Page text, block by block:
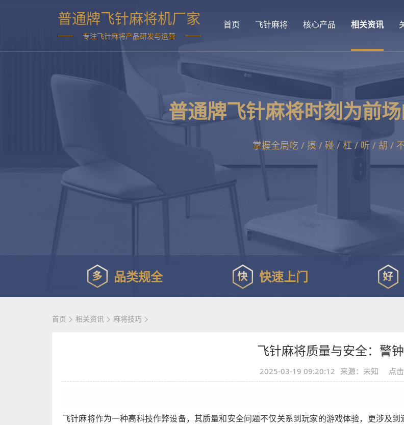
普通牌飞针麻将机厂家
专注飞针麻将产品研发与运营
首页 飞针麻将 核心产品 相关资讯
普通牌飞针麻将时刻为前
掌握全局吃 / 摸 / 碰 / 杠 / 听 / 胡 /
品类规全 快速上门
首页 相关资讯 麻将技巧
飞针麻将质量与安全：警
2025-03-19 09:20:12 来源：未知 点击
飞针麻将作为一种高科技作弊设备，其质量和安全问题不仅关系到玩家的游戏体验，更涉及